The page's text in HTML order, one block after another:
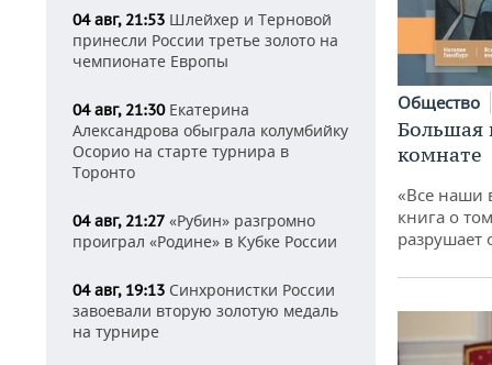
04 авг, 21:53 Шлейхер и Терновой
принесли России третье золото на
чемпионате Европы
04 авг, 21:30Екатерина
Александрова обыграла колумбийку
Осорио на старте турнира в
Торонто
04 авг, 21:27 «Рубин» разгромно
проиграл «Родине» в Кубке России
04 авг, 19:13 Синхронистки России
завоевали вторую золотую медаль
на турнире
Общество
Большая
комнате
«Все наши
книга о